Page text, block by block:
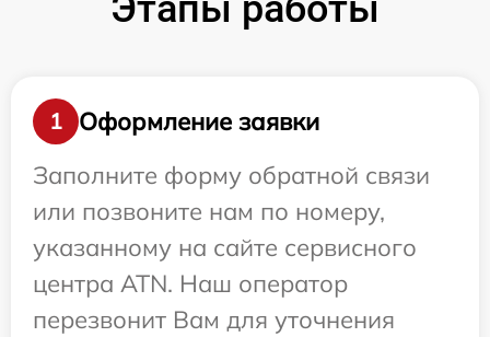
1
Оформление заявки
Заполните форму обратной связи
или позвоните нам по номеру,
указанному на сайте сервисного
центра ATN. Наш оператор
перезвонит Вам для уточнения